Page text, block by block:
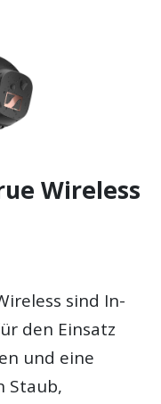
Wireless
sind In-
den Einsatz
und eine
Staub,